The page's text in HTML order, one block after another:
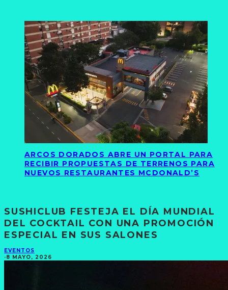
ARCOS DORADOS ABRE UN PORTAL PARA
RECIBIR PROPUESTAS DE TERRENOS PARA
NUEVOS RESTAURANTES MCDONALD’S
SUSHICLUB FESTEJA EL DÍA MUNDIAL
DEL COCKTAIL CON UNA PROMOCIÓN
ESPECIAL EN SUS SALONES
EVENTOS
·8 MAYO, 2026